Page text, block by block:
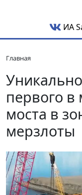
ИА
Главная
первого в
моста в
мерзлоты